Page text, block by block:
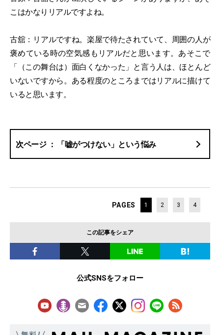
こはかなりリアルですよね。
古舘：リアルですね。楽屋で待たされていて、周囲の人が
褒めている時の空気感もリアルだと思います。あそこで
「（この舞台は）面白くなかった」と言う人は、ほとんど
いないですから。ある程度のところまではリアルに描けて
いると思います。
「嘘がつけない」という悩み
PAGES 1 2 3 4
この記事をシェア
公式SNSをフォロー